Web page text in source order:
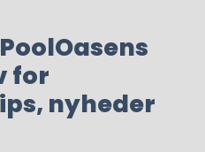
for
nyheder